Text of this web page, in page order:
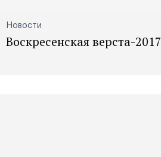
Новости
Воскресенская верста-2017